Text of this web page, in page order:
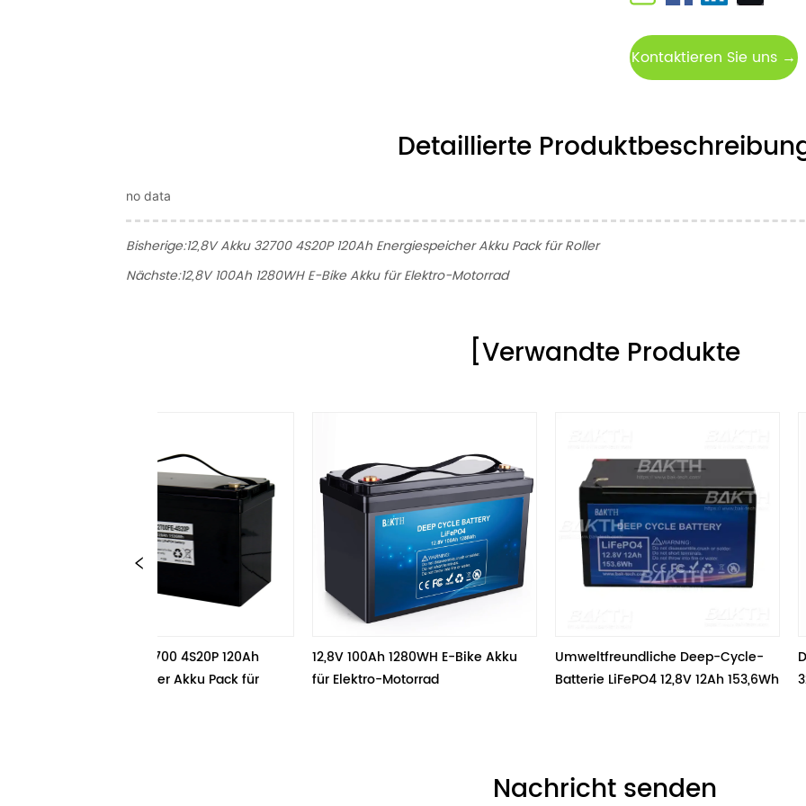
Kontaktieren Sie uns →
Detaillierte
no data
Bisherige:12,8V Akku 32700 4S20P 120Ah Energiespeicher Akku Pack für Roller
Nächste:12,8V 100Ah 1280WH E-Bike Akku für Elektro-Motorrad
[Verwandte Produkte
12,8V 100Ah 1280WH E-Bike Akku
für Elektro-Motorrad
Umweltfreundliche Deep-Cycle-
Batterie LiFePO4 12,8V 12Ah 153,6Wh
Deep Cycle 48v
32700 15S5P für
Nachricht senden